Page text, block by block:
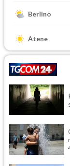
Berlino
Atene